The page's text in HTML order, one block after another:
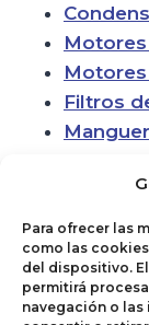
Para ofrecer las
como las
del dispositivo.
permitirá
navegación o
Filtros